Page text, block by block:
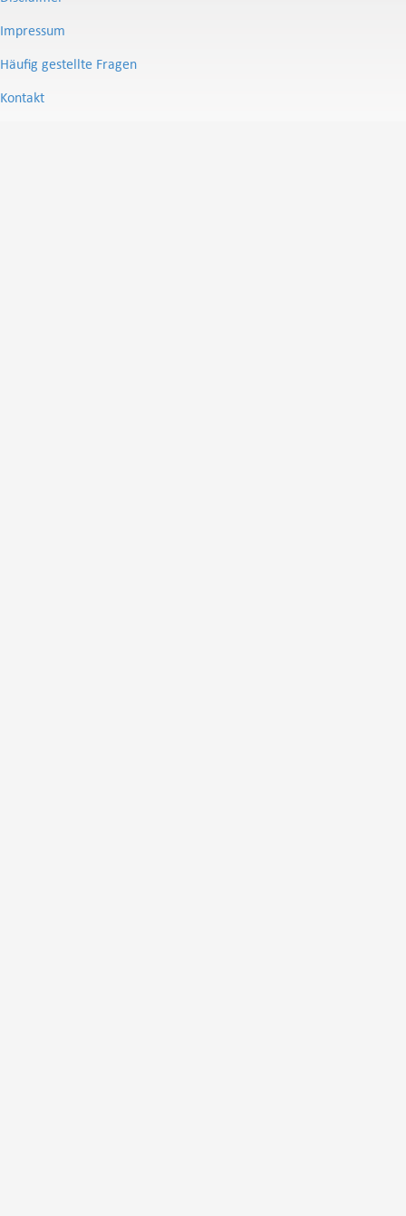
Impressum
Häufig gestellte Fragen
Kontakt